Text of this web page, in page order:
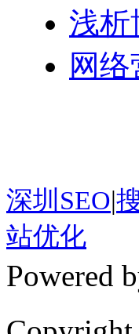
浅析
网
深圳SEO|
站优化
Powered